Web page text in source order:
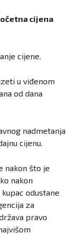
cijena
cijene.
u viđenom
od dana
nadmetanja
cijenu.
nakon što je
nakon
odustane
za
pravo